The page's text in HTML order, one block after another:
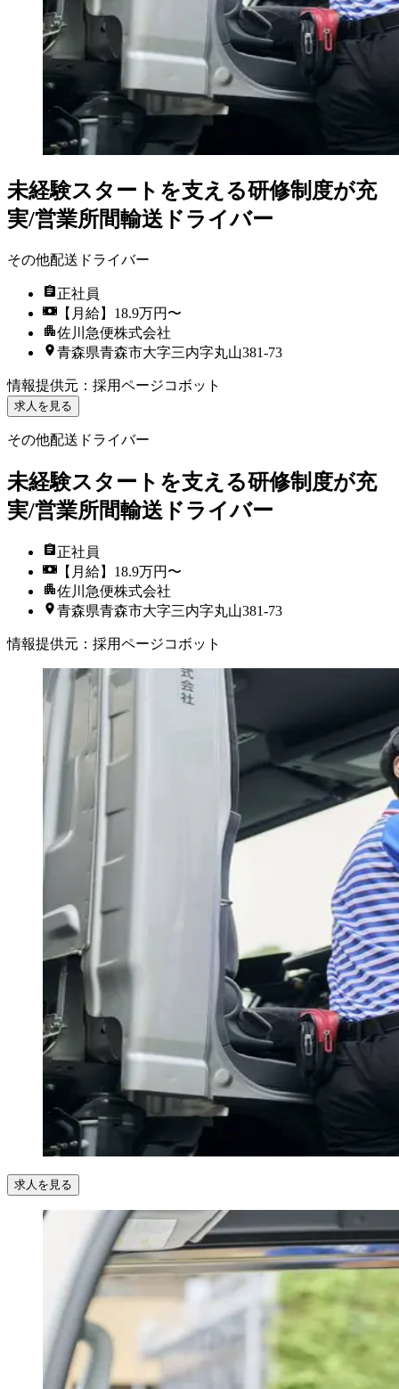
未経験スタートを支える研修制度が充
実/営業所間輸送ドライバー
その他配送ドライバー
正社員
【月給】18.9万円〜
佐川急便株式会社
青森県青森市大字三内字丸山381-73
情報提供元 ： 採用ページコボット
求人を見る
その他配送ドライバー
未経験スタートを支える研修制度が充
実/営業所間輸送ドライバー
正社員
【月給】18.9万円〜
佐川急便株式会社
青森県青森市大字三内字丸山381-73
情報提供元 ： 採用ページコボット
求人を見る